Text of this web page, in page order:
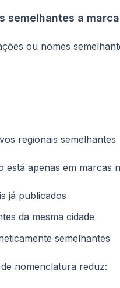
semelhantes a
ou nomes
regionais semelhantes
está apenas em marcas
já publicados
da mesma cidade
semelhantes
nomenclatura reduz: